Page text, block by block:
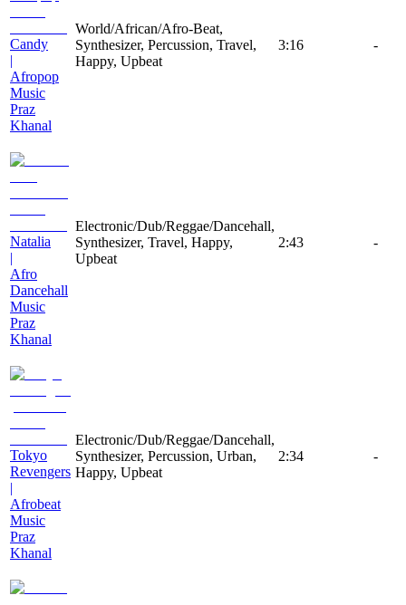
Candy
|
Afropop
Music
Praz
Khanal
World/African/Afro-Beat,
Synthesizer, Percussion, Travel,
Happy, Upbeat
3:16 -
Natalia
|
Afro
Dancehall
Music
Praz
Khanal
Electronic/Dub/Reggae/Dancehall,
Synthesizer, Travel, Happy,
Upbeat
2:43 -
Tokyo
Revengers
|
Afrobeat
Music
Praz
Khanal
Electronic/Dub/Reggae/Dancehall,
Synthesizer, Percussion, Urban,
Happy, Upbeat
2:34 -